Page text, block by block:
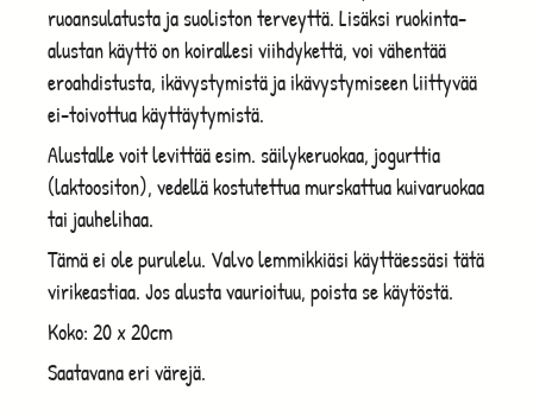
ruoansulatusta ja suoliston terveyttä. Lisäksi ruokinta-
alustan käyttö on koirallesi viihdykettä, voi vähentää
eroahdistusta, ikävystymistä ja ikävystymiseen liittyvää
ei-toivottua käyttäytymistä.
Alustalle voit levittää esim. säilykeruokaa, jogurttia
(laktoositon), vedellä kostutettua murskattua kuivaruokaa
tai jauhelihaa.
Tämä ei ole purulelu. Valvo lemmikkiäsi käyttäessäsi tätä
virikeastiaa. Jos alusta vaurioituu, poista se käytöstä.
Koko: 20 x 20cm
Saatavana eri värejä.